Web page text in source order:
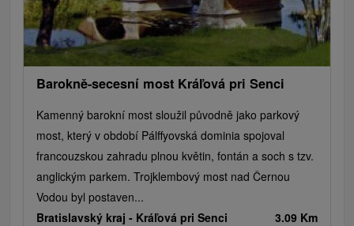
Barokně-secesní most Kráľová pri Senci
Kamenný barokní most sloužil původně jako parkový
most, který v období Pálffyovská dominia spojoval
francouzskou zahradu plnou květin, fontán a soch s tzv.
anglickým parkem. Trojklembový most nad Černou
Vodou byl postaven...
Bratislavský kraj - Kráľová pri Senci 3.09 Km